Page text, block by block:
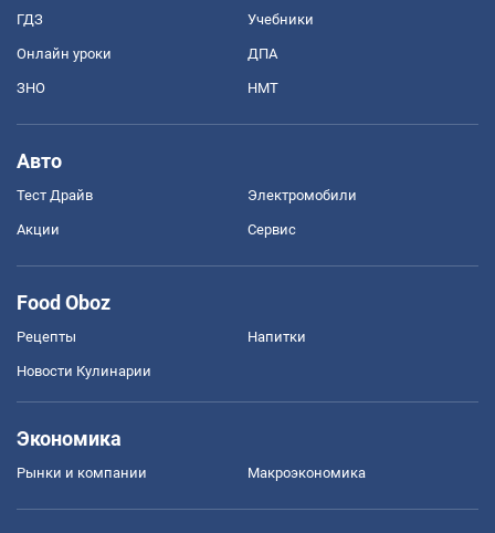
ГДЗ Учебники
Онлайн уроки ДПА
ЗНО НМТ
Авто
Тест Драйв Электромобили
Акции Сервис
Food Oboz
Рецепты Напитки
Новости Кулинарии
Экономика
Рынки и компании Mакроэкономика